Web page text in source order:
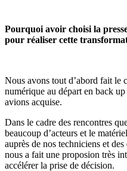
Pourquoi avoir choisi la
pour réaliser cette
Nous avons tout d’abord fait le
numérique au départ en back
avions acquise.
Dans le cadre des rencontres
beaucoup d’acteurs et le
auprès de nos techniciens et
nous a fait une proposion très
accélérer la prise de décision.